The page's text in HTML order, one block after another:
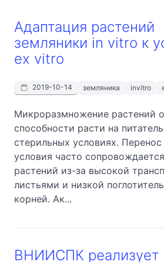
Адаптация растений
земляники in vitro к
ex vitro
2019-10-14 земляника invitro
Микроразмножение растений
способности расти на
стерильных условиях.
условия часто
растений из-за высокой
листьями и низкой
корней. Ак...
ВНИИСПК реализует